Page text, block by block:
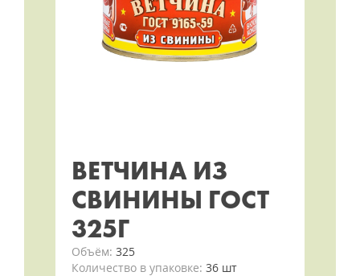
ВЕТЧИНА ИЗ
СВИНИНЫ ГОСТ
325Г
Объём: 325
Количество в упаковке: 36 шт